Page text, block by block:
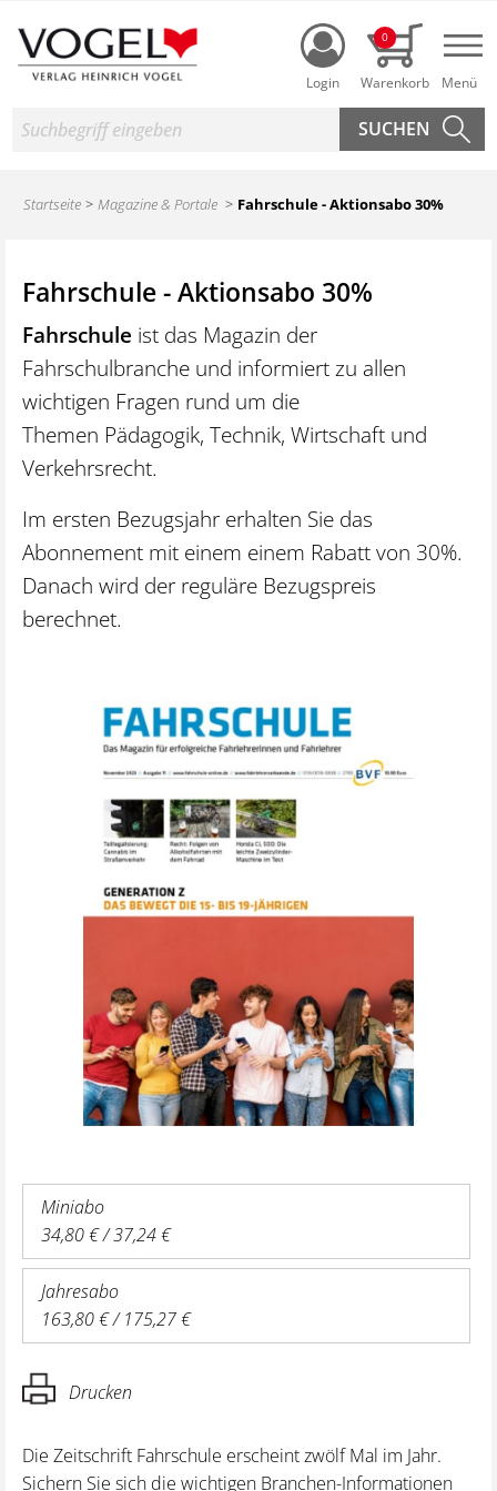
Login
0
Suche
Startseite Magazine & Portale Fahrschule - Aktionsabo 30%
Fahrschule - Aktionsabo 30%
Fahrschule ist das Magazin der
Fahrschulbranche und informiert zu allen
wichtigen Fragen rund um die
Themen Pädagogik, Technik, Wirtschaft und
Verkehrsrecht.
Im ersten Bezugsjahr erhalten Sie das
Abonnement mit einem einem Rabatt von 30%.
Danach wird der reguläre Bezugspreis
berechnet.
Miniabo
34,80 € / 37,24 €
Jahresabo
163,80 € / 175,27 €
Drucken
Die Zeitschrift Fahrschule erscheint zwölf Mal im Jahr.
Sichern Sie sich die wichtigen Branchen-Informationen